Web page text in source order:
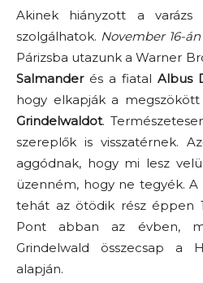
Akinek hiányzott a
szolgálhatok. November 16-án
Párizsba utazunk a Warner
Salmanderés a fiatal Albus
hogy elkapják a megszökött
Grindelwaldot.
szereplők is visszatérnek.
aggódnak, hogy mi lesz
üzenném, hogy ne tegyék.
tehát az ötödik rész éppen
Pont abban az évben,
Grindelwald összecsap a
alapján.